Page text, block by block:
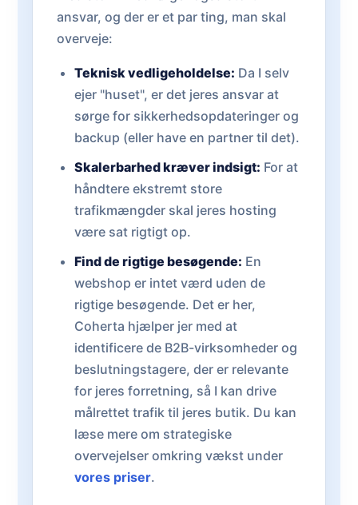
ansvar, og der er et par ting, man skal
overveje:
Teknisk vedligeholdelse: Da I selv
ejer "huset", er det jeres ansvar at
sørge for sikkerhedsopdateringer og
backup (eller have en partner til det).
Skalerbarhed kræver indsigt: For at
håndtere ekstremt store
trafikmængder skal jeres hosting
være sat rigtigt op.
Find de rigtige besøgende: En
webshop er intet værd uden de
rigtige besøgende. Det er her,
Coherta hjælper jer med at
identificere de B2B-virksomheder og
beslutningstagere, der er relevante
for jeres forretning, så I kan drive
målrettet trafik til jeres butik. Du kan
læse mere om strategiske
overvejelser omkring vækst under
vores priser.